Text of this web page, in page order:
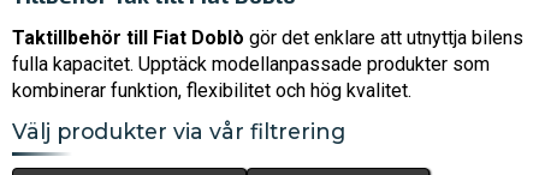
Taktillbehör till Fiat Doblò gör det enklare att utnyttja bilens
fulla kapacitet. Upptäck modellanpassade produkter som
kombinerar funktion, flexibilitet och hög kvalitet.
Välj produkter via vår filtrering